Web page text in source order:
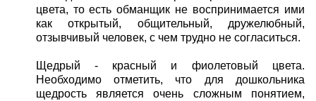
цвета, то есть обманщик не воспринимается ими
как открытый, общительный, дружелюбный,
отзывчивый человек, с чем трудно не согласиться.
Щедрый - красный и фиолетовый цвета.
Необходимо отметить, что для дошкольника
щедрость является очень сложным понятием,